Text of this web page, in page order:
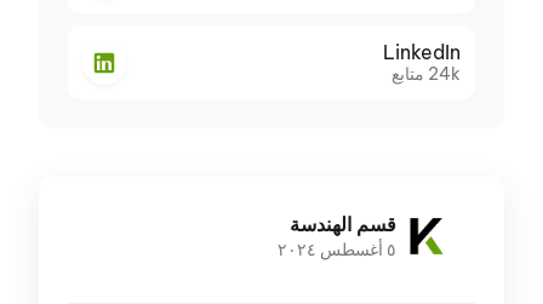
قسم الهندسة
٥ أغسطس ٢٠٢٤
LinkedIn
24kمتابع